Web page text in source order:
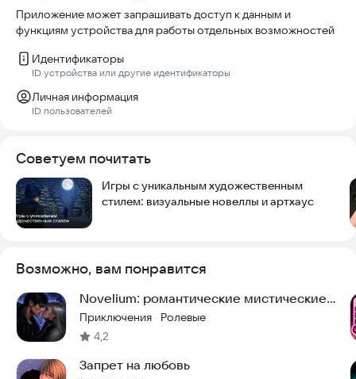
Приложение может запрашивать доступ к данным и
функциям устройства для работы отдельных возможностей
Идентификаторы
ID устройства или другие идентификаторы
Личная информация
ID пользователей
Советуем почитать
Игры с уникальным художественным
стилем: визуальные новеллы и артхаус
Возможно, вам понравится
Novelium: романтические мистические
истории
Приключения · Ролевые
4,2
Запрет на любовь